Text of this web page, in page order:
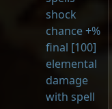
shock
chance +%
final [100]
elemental
damage
with spell